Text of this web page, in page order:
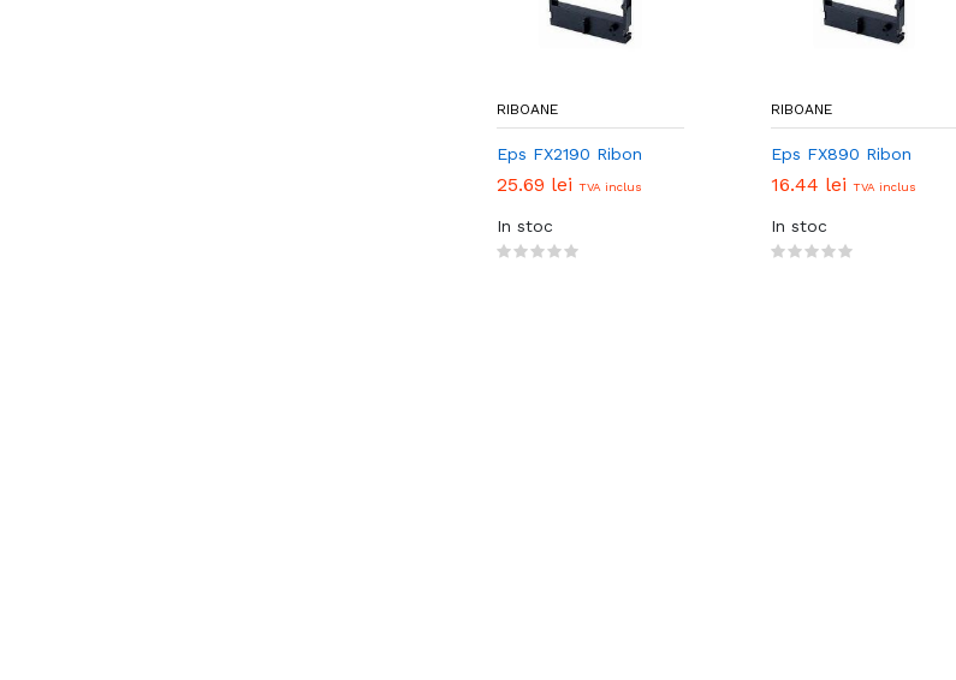
RIBOANE
Eps FX2190 Ribon
25.69 lei TVA inclus
In stoc
RIBOANE
Eps FX890 Ribon
16.44 lei TVA inclus
In stoc